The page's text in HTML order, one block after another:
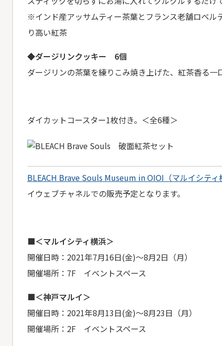
※インド産アッサムティー茶葉とフランス老舗ロベ
り高い紅茶
◆ダージリンクッキー 6個
ダージリンの茶葉を練りこみ焼き上げた、紅茶香る
ダイカットコースター1枚付き。＜全6種＞
BLEACH Brave Souls Museum in OIOI（マルイシテ
イウェブチャネルでの販売予定となります。
■＜マルイシティ横浜＞
開催日時：2021年7月16日(金)～8月2日（月）
開催場所：7F イベントスペース
■＜神戸マルイ＞
開催日時：2021年8月13日(金)～8月23日（月）
開催場所：2F イベントスペース